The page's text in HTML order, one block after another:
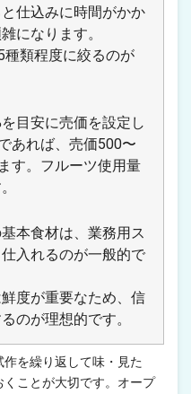
仕込みに時間がかか
になります。
類程度に絞るのが
目安に売価を設定し
あれば、売価500〜
す。フルーツ使用量
本食材は、業務用ス
入れるのが一般的で
度が重要なため、信
のが理想的です。
作を繰り返して味・見た
ことが大切です。オープ